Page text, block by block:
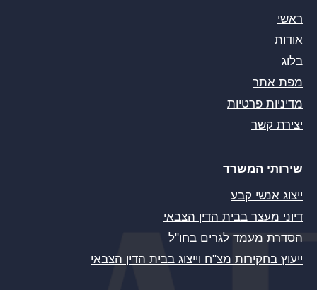
ראשי
אודות
בלוג
מפת אתר
מדיניות פרטיות
יצירת קשר
שירותי המשרד
ייצוג אנשי קבע
דיוני מעצר בבית הדין הצבאי
הסדרת מעמד לגרים בחו"ל
ייעוץ בחקירות מצ"ח וייצוג בבית הדין הצבאי